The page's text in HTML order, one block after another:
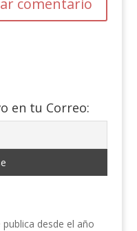
en tu Correo:
desde el año